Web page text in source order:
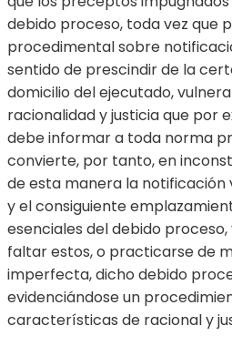
debido proceso, toda vez que
procedimental sobre
sentido de prescindir de la
domicilio del ejecutado,
racionalidad y justicia que por
debe informar a toda norma
convierte, por tanto, en
de esta manera la notificación
y el consiguiente
esenciales del debido
faltar estos, o practicarse de
imperfecta, dicho debido
evidenciándose un
características de racional y